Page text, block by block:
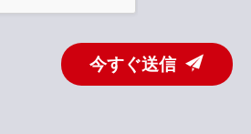
今すぐ送信